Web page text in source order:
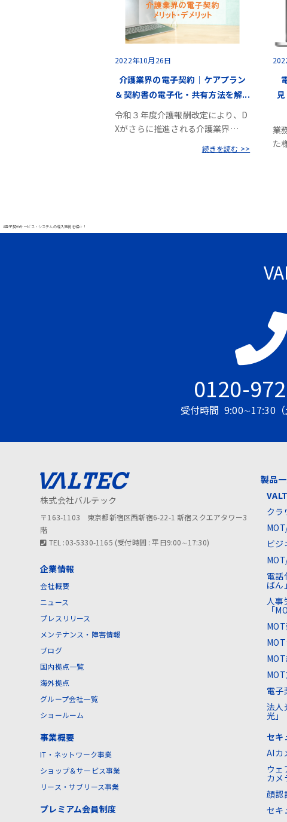
2022年10月26日
介護業界の電子契約｜ケアプラン
＆契約書の電子化・共有方法を解...
令和３年度介護報酬改定により、D
Xがさらに推進される介護業界…
続きを読む >>
業
た
#電子契約サービス・システムの導入事例を紹介！
0120-
受付時間 9:00∼17:30（
株式会社バルテック
〒163-1103 東京都新宿区西新宿6-22-1 新宿スクエアタワー3
階
TEL :03-5330-1165 (受付時間 : 平日9:00∼17:30)
企業情報
会社概要
ニュース
プレスリリース
メンテナンス・障害情報
ブログ
国内拠点一覧
海外拠点
グループ会社一覧
ショールーム
事業概要
IT・ネットワーク事業
ショップ＆サービス事業
リース・サブリース事業
プレミアム会員制度
製品
クラ
ビジ
電話
ばん」
人事
「
電子
法人
光」
セキ
AIカ
ウェ
カメ
顔認
セキ